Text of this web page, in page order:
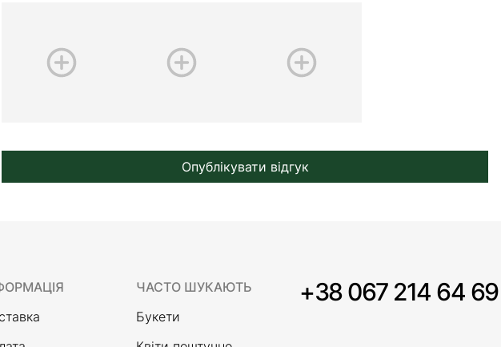
Опублікувати відгук
ЧАСТО ШУКАЮТЬ
Букети
+38 067 214 64 69